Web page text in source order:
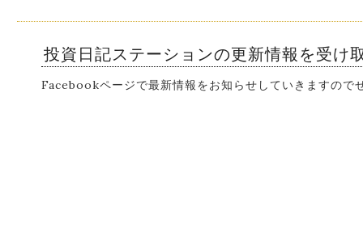
投資日記ステーションの更新情報を受け
Facebookページで最新情報をお知らせしていきますので